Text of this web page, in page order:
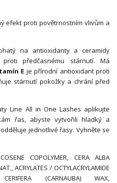
efekt proti povětrnostním vlivům a
na antioxidanty a ceramidy
předčasnému stárnutí. Má
E je přírodní antioxidant proti
stárnutí pokožky a chrání před
Line All in One Lashes aplikujte
řas, abyste vytvořili hladký a
jednotlivé řasy. Vyhněte se
COPOLYMER, CERA ALBA
ACRYLATES / OCTYLACRYLAMIDE
(CARNAUBA) WAX,